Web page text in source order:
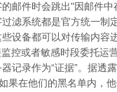
邮件时会跳出"因邮件中
滤系统都是官方统一制
设备都可以对传输内容
控或者敏感时段委托运
记录作为“证据”。据透
果在他们的黑名单内，